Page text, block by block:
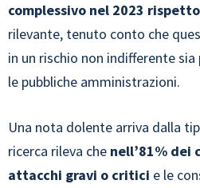
complessivo nel 2023
rilevante, tenuto conto che
in un rischio non indifferente sia
le pubbliche amministrazioni.
Una nota dolente arriva dalla
ricerca rileva che nell’81% dei
attacchi gravi o critici e le